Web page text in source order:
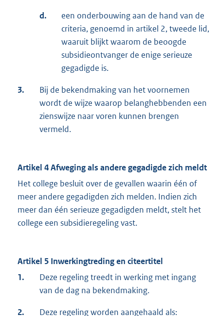
d.
een onderbouwing aan de hand van de
criteria, genoemd in artikel 2, tweede lid,
waaruit blijkt waarom de beoogde
subsidieontvanger de enige serieuze
gegadigde is.
3.
Bij de bekendmaking van het voornemen
wordt de wijze waarop belanghebbenden een
zienswijze naar voren kunnen brengen
vermeld.
Artikel 4 Afweging als andere gegadigde zich meldt
Het college besluit over de gevallen waarin één of
meer andere gegadigden zich melden. Indien zich
meer dan één serieuze gegadigden meldt, stelt het
college een subsidieregeling vast.
Artikel 5 Inwerkingtreding en citeertitel
1.
Deze regeling treedt in werking met ingang
van de dag na bekendmaking.
2.
Deze regeling worden aangehaald als: